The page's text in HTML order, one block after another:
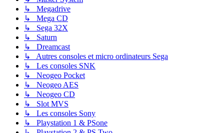
↳ Megadrive
↳ Mega CD
↳ Sega 32X
↳ Saturn
↳ Dreamcast
↳ Autres consoles et micro ordinateurs Sega
↳ Les consoles SNK
↳ Neogeo Pocket
↳ Neogeo AES
↳ Neogeo CD
↳ Slot MVS
↳ Les consoles Sony
↳ Playstation 1 & PSone